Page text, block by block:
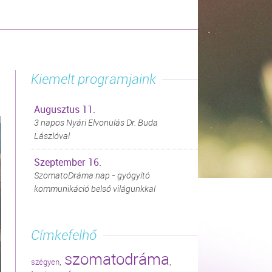
Kiemelt programjaink
Augusztus 11.
3 napos Nyári Elvonulás Dr. Buda
Lászlóval
Szeptember 16.
SzomatoDráma nap - gyógyító
kommunikáció belső világunkkal
Címkefelhő
szégyen, szomatodráma,